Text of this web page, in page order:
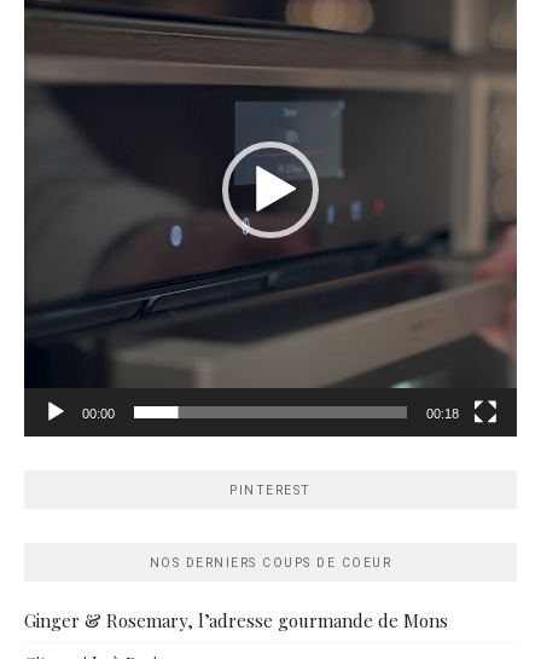
00:00 00:18
PINTEREST
NOS DERNIERS COUPS DE COEUR
Ginger & Rosemary, l’adresse gourmande de Mons